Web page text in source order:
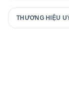
THƯƠNG HIỆU